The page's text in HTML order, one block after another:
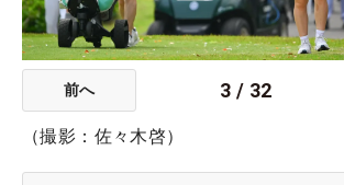
前へ 3 / 32
（撮影：佐々木啓）